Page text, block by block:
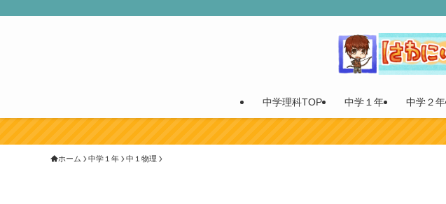
中学理科TOP 中学１年 中学２年
ホーム 中学１年 中１物理